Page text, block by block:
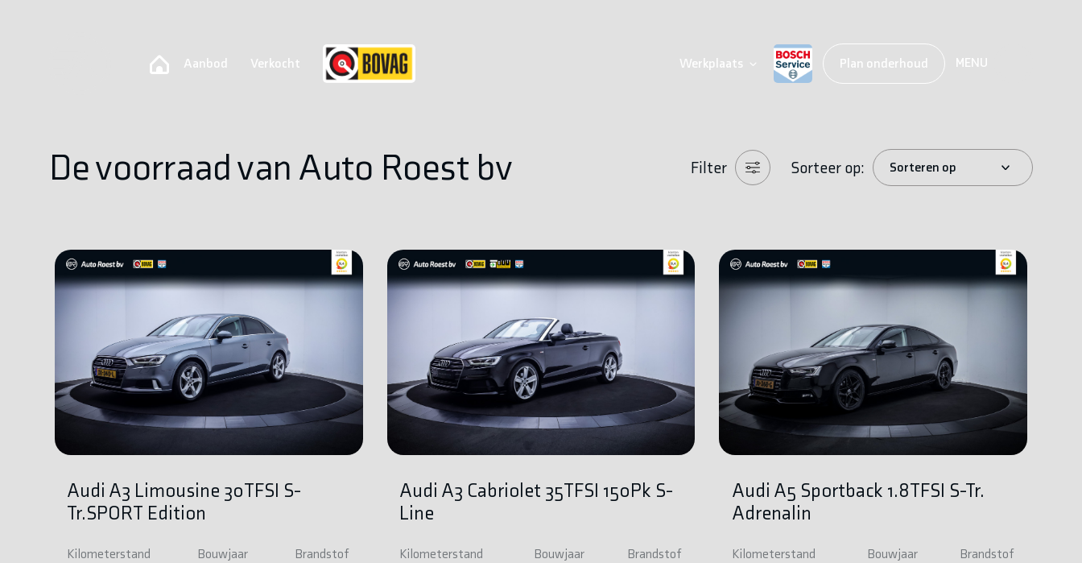
Aanbod Verkocht Werkplaats Plan onderhoud MENU
De voorraad van Auto Roest bv Filter Sorteer op:
Audi A3 Limousine 30TFSI S-
Tr.SPORT Edition
Kilometerstand Bouwjaar Brandstof
Audi A3 Cabriolet 35TFSI 150Pk S-
Line
Kilometerstand Bouwjaar Brandstof
Audi A5 Sportback 1.8TFSI S-Tr.
Adrenalin
Kilometerstand Bouwjaar Brandstof